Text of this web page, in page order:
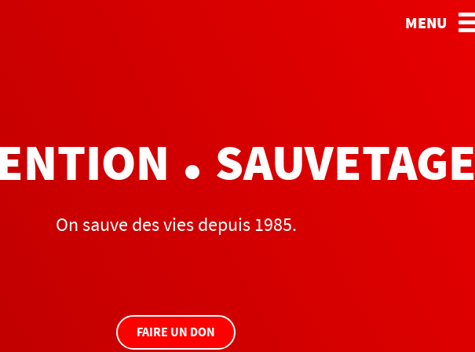
MENU
• SAUVETAGE
On sauve des vies depuis 1985.
FAIRE UN DON